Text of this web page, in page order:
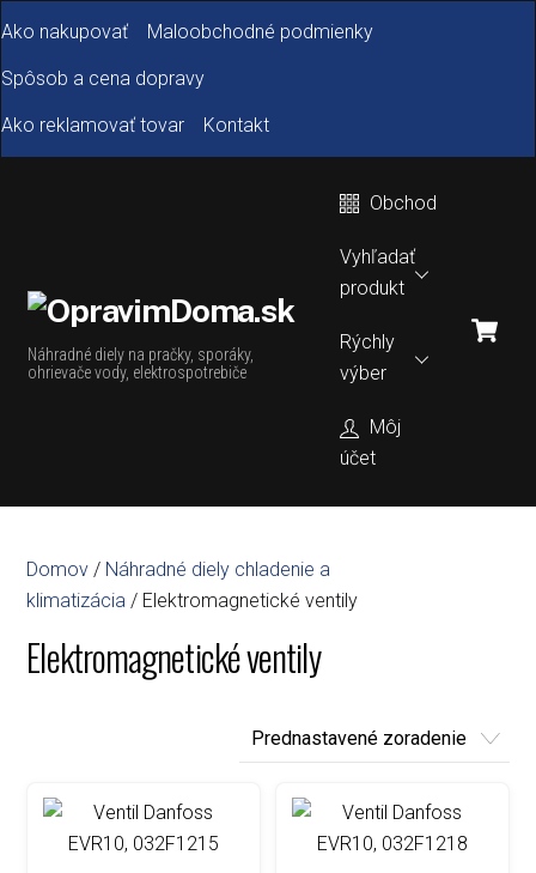
to
content
Ako nakupovať Maloobchodné podmienky
Spôsob a cena dopravy
Ako reklamovať tovar Kontakt
Náhradné diely na pračky, sporáky,
ohrievače vody, elektrospotrebiče
Obchod
Vyhľadať
produkt
Rýchly
výber
Môj
účet
Domov / Náhradné diely chladenie a
klimatizácia / Elektromagnetické ventily
Elektromagnetické ventily